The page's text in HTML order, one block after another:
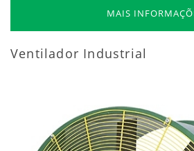
MAIS
Ventilador Industrial